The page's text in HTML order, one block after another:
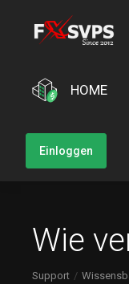
HOME
Einloggen
Wie
Support